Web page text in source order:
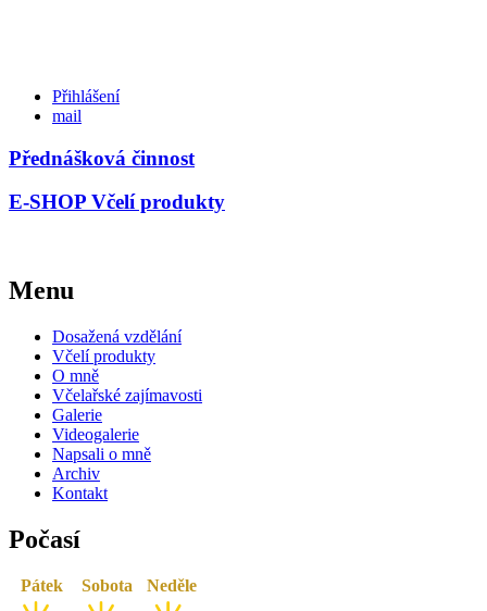
Přihlášení
mail
Přednášková činnost
E-SHOP Včelí produkty
Menu
Dosažená vzdělání
Včelí produkty
O mně
Včelařské zajímavosti
Galerie
Videogalerie
Napsali o mně
Archiv
Kontakt
Počasí
Pátek Sobota Neděle